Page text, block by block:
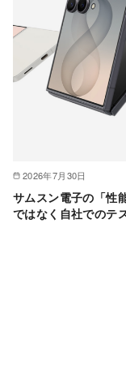
2026年7月30日
サムスン電子の「性
ではなく自社でのテ